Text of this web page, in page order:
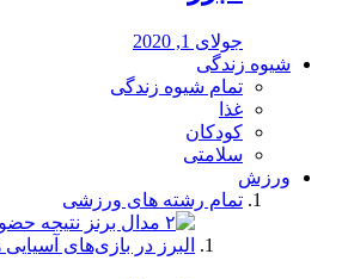
جولای 1, 2020
شیوه زندگی
تمام شیوه زندگی
غذا
کودکان
سلامتی
ورزش
تمام رشته های ورزشی